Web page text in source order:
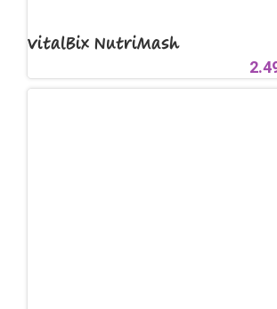
VitalBix NutriMash